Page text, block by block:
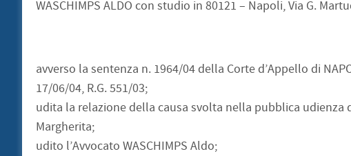
WASCHIMPS ALDO con studio in 80121 – Napoli, Via G.
avverso la sentenza n. 1964/04 della Corte d’Appello di
17/06/04, R.G. 551/03;
udita la relazione della causa svolta nella pubblica udienza
Margherita;
udito l’Avvocato WASCHIMPS Aldo;